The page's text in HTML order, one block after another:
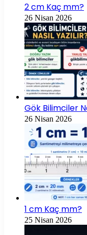
2 cm Kaç mm?
26 Nisan 2026
Gök Bilimciler
26 Nisan 2026
1 cm Kaç mm?
25 Nisan 2026